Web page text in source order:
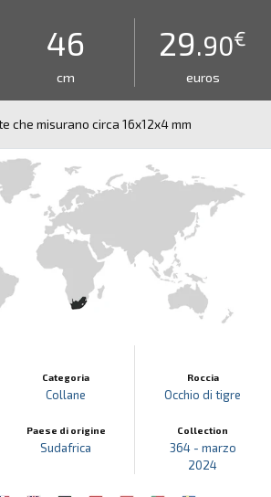
46
cm
29.90€
euros
che misurano circa 16x12x4 mm
Categoria
Collane
Paese di origine
Sudafrica
Roccia
Occhio di tigre
Collection
364 - marzo
2024